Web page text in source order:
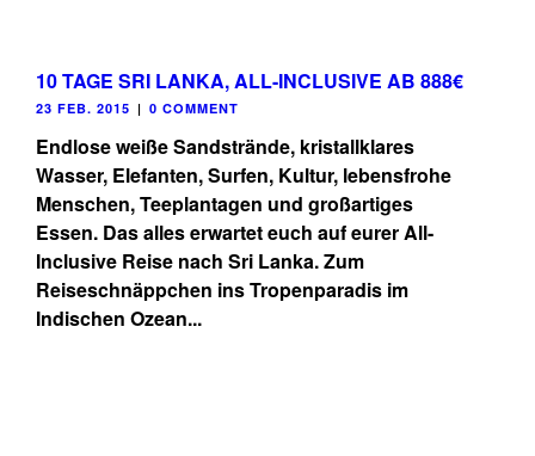
10 TAGE SRI LANKA, ALL-INCLUSIVE AB 888€
23 FEB. 2015 | 0 COMMENT
Endlose weiße Sandstrände, kristallklares
Wasser, Elefanten, Surfen, Kultur, lebensfrohe
Menschen, Teeplantagen und großartiges
Essen. Das alles erwartet euch auf eurerAll-
Inclusive Reise nach Sri Lanka. Zum
Reiseschnäppchen ins Tropenparadis im
Indischen Ozean...